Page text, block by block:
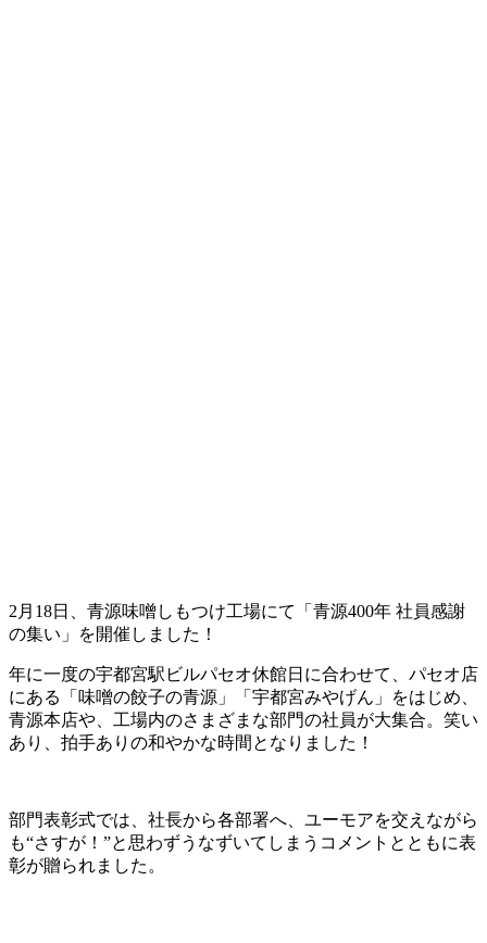
2月18日、青源味噌しもつけ工場にて「青源400年 社員感謝
の集い」を開催しました！
年に一度の宇都宮駅ビルパセオ休館日に合わせて、パセオ店
にある「味噌の餃子の青源」「宇都宮みやげん」をはじめ、
青源本店や、工場内のさまざまな部門の社員が大集合。笑い
あり、拍手ありの和やかな時間となりました！
部門表彰式では、社長から各部署へ、ユーモアを交えながら
も“さすが！”と思わずうなずいてしまうコメントとともに表
彰が贈られました。